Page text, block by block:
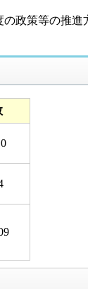
政策等の推